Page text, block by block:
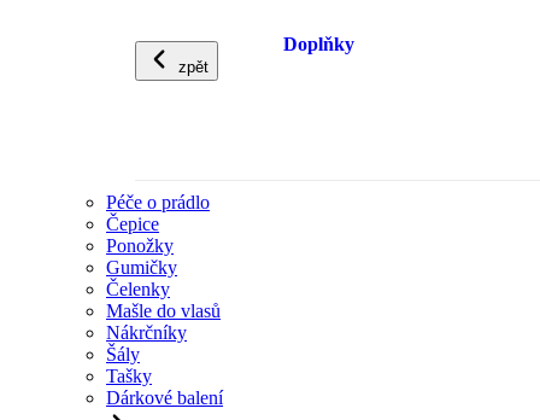
zpět
Doplňky
Péče o prádlo
Čepice
Ponožky
Gumičky
Čelenky
Mašle do vlasů
Nákrčníky
Šály
Tašky
Dárkové balení